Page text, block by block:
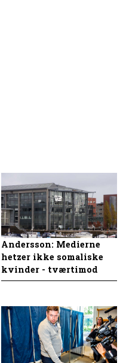
Andersson: Medierne
hetzer ikke somaliske
kvinder - tværtimod